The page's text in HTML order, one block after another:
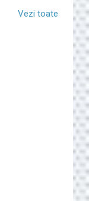
Vezi toate